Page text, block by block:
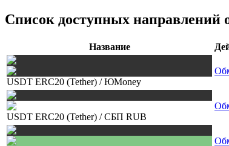
Список доступных направлений
Название
USDT ERC20 (Tether) /ЮMoney
USDT ERC20 (Tether) /СБП RUB